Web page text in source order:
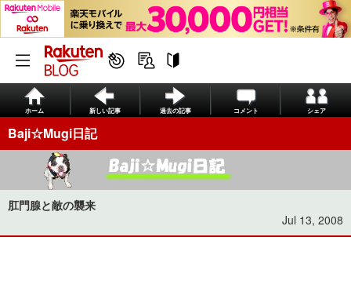
ホーム 新しい記事 過去の記事 コメント シェア
Baji☆Mugi日記
肛門腺と敵の襲来
Jul 13, 2008